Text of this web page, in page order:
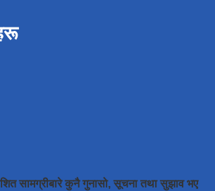
सामग्रीबारे कुनै गुनासो, सूचना तथा सुझाव भए